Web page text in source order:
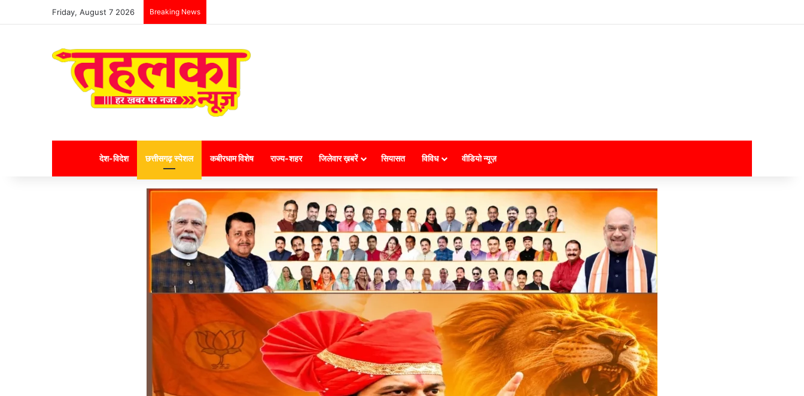
Friday, August 7 2026 Breaking News
Homeदेश-विदेश छत्तीसगढ़ स्पेशल कबीरधाम विशेष राज्य-शहर जिलेवार ख़बरें सियासत विविध वीडियो न्यूज़